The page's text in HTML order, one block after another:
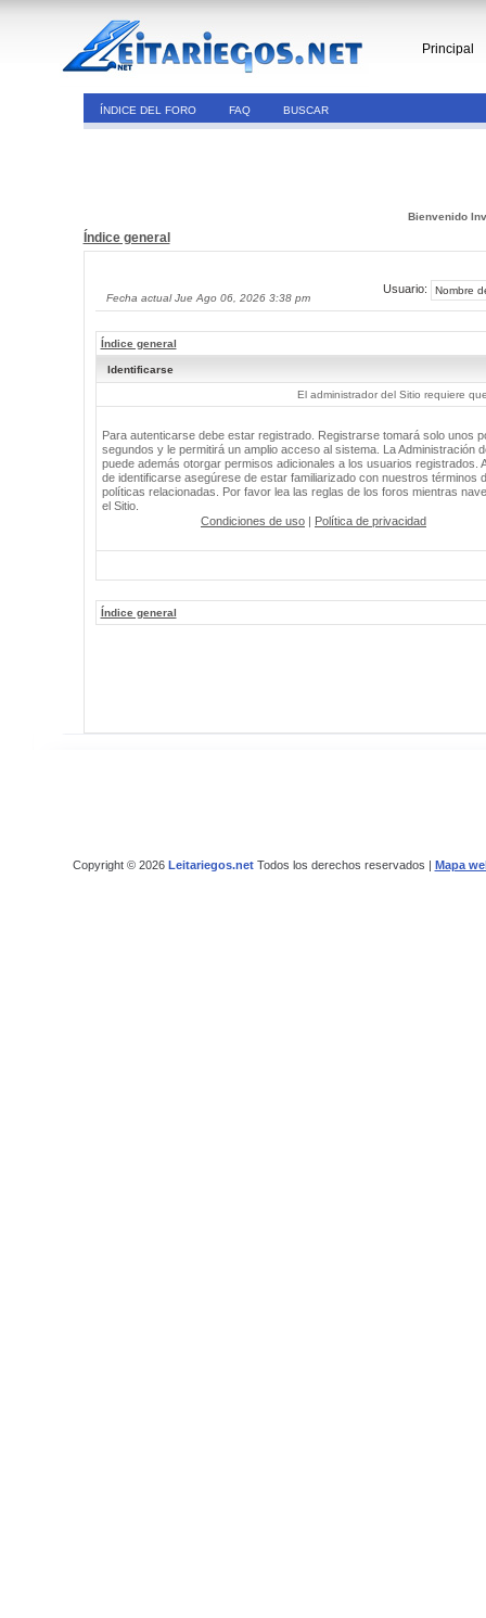
Principal
ÍNDICE DEL FORO FAQ BUSCAR
Bienvenido
Índice general
Fecha actual Jue Ago 06, 2026 3:38 pm
Usuario:
Índice general
Identificarse
El administrador del Sitio requiere
Para autenticarse debe estar registrado. Registrarse tomará solo unos
segundos y le permitirá un amplio acceso al sistema. La Administración
puede además otorgar permisos adicionales a los usuarios registrados.
de identificarse asegúrese de estar familiarizado con nuestros términos
políticas relacionadas. Por favor lea las reglas de los foros mientras
el Sitio.
Condiciones de uso | Política de privacidad
Índice general
Copyright © 2026 Leitariegos.netTodos los derechos reservados | Mapa